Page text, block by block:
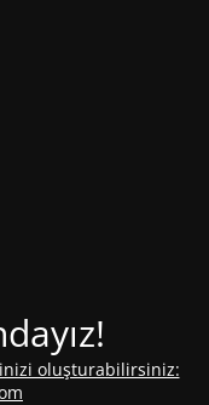
oluşturabilirsiniz: